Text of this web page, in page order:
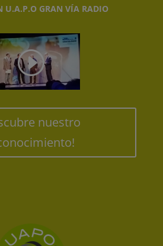
U.A.P.O GRAN VÍA RADIO
nuestro